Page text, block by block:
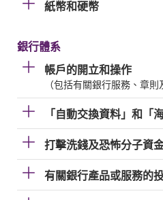
紙幣和硬幣
銀行體系
帳戶的開立和操作
（包括有關銀行服務、章
「自動交換資料」和「
打擊洗錢及恐怖分子資
有關銀行產品或服務的